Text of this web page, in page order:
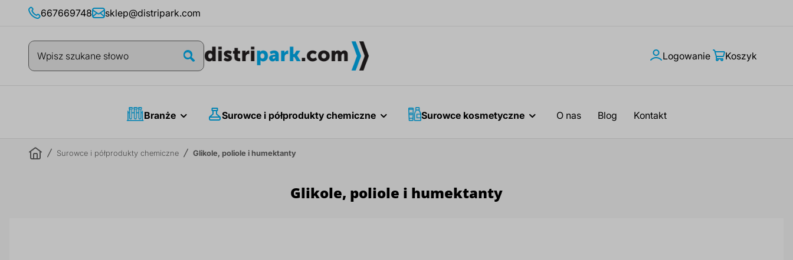
Przejdź
treści
667669748 sklep@distripark.com
Szukaj
Szukaj Logowanie
Moje
Koszyk
Branże Surowce i półprodukty chemiczne Surowce kosmetyczne O nas Blog Kontakt
Surowce i półprodukty chemiczne Glikole, poliole i humektanty
Glikole, poliole i humektanty